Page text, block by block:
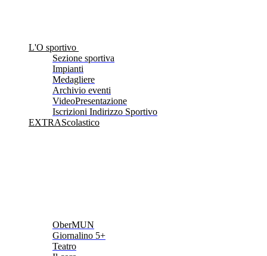
L'O sportivo
Sezione sportiva
Impianti
Medagliere
Archivio eventi
VideoPresentazione
Iscrizioni Indirizzo Sportivo
EXTRAScolastico
OberMUN
Giornalino 5+
Teatro